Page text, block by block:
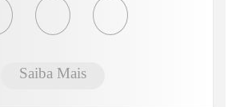
Saiba Mais